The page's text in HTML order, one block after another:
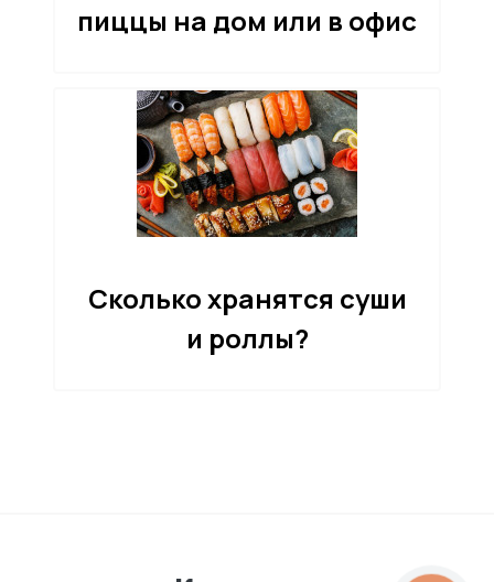
пиццы на дом или в офис
Сколько хранятся суши
и роллы?